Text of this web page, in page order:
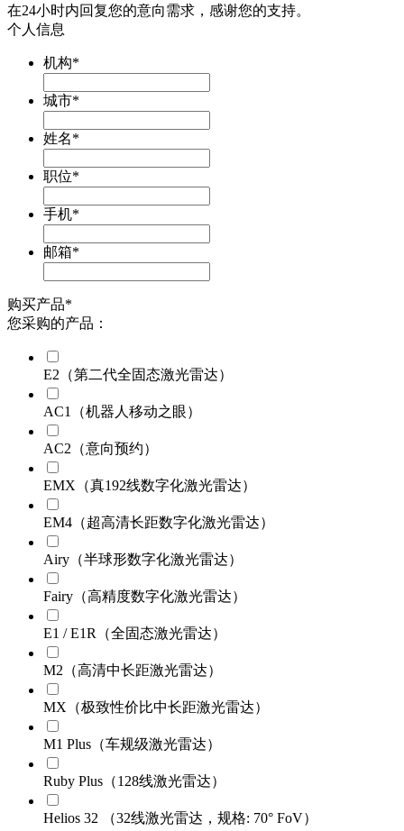
在24小时内回复您的意向需求，感谢您的支持。
个人信息
机构*
城市*
姓名*
职位*
手机*
邮箱*
购买产品*
您采购的产品：
E2（第二代全固态激光雷达）
AC1（机器人移动之眼）
AC2（意向预约）
EMX（真192线数字化激光雷达）
EM4（超高清长距数字化激光雷达）
Airy（半球形数字化激光雷达）
Fairy（高精度数字化激光雷达）
E1 / E1R（全固态激光雷达）
M2（高清中长距激光雷达）
MX（极致性价比中长距激光雷达）
M1 Plus（车规级激光雷达）
Ruby Plus（128线激光雷达）
Helios 32 （32线激光雷达，规格: 70° FoV）